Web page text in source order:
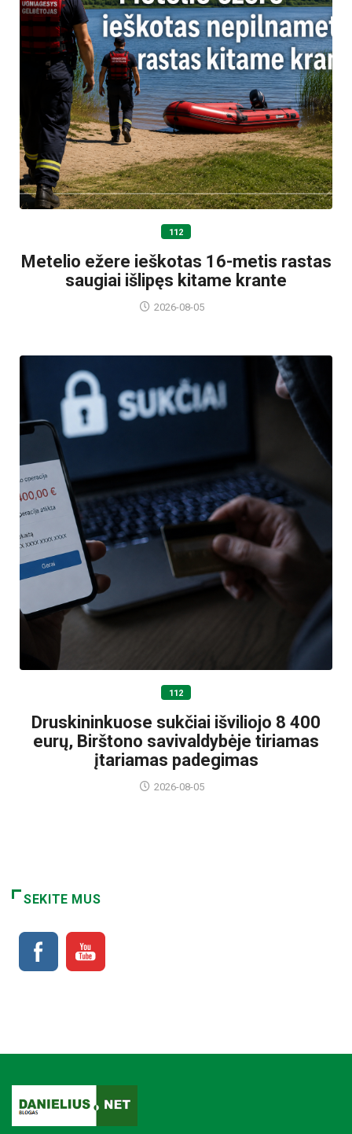
112
Metelio ežere ieškotas 16-metis rastas
saugiai išlipęs kitame krante
2026-08-05
112
Druskininkuose sukčiai išviliojo 8 400
eurų, Birštono savivaldybėje tiriamas
įtariamas padegimas
2026-08-05
SEKITE MUS